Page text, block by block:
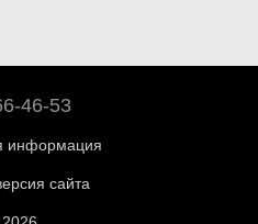
46-53
информация
сайта